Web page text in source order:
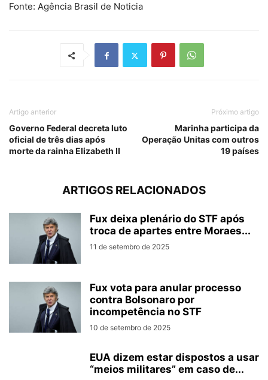
Fonte: Agência Brasil de Noticia
Artigo anterior
Governo Federal decreta luto
oficial de três dias após
morte da rainha Elizabeth II
Próximo artigo
Marinha participa da
Operação Unitas com outros
19 países
ARTIGOS RELACIONADOS
Fux deixa plenário do STF após
troca de apartes entre Moraes...
11 de setembro de 2025
Fux vota para anular processo
contra Bolsonaro por
incompetência no STF
10 de setembro de 2025
EUA dizem estar dispostos a usar
“meios militares” em caso de...